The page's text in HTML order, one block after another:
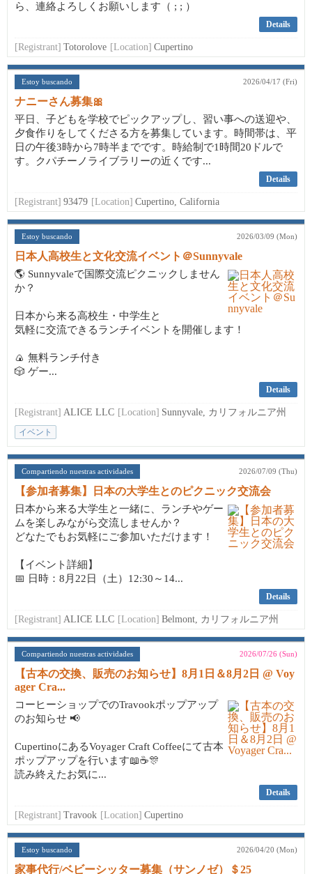
ら、連絡よろしくお願いします（ ; ; ）
Details
[Registrant] Totorolove [Location] Cupertino
Estoy buscando 2026/04/17 (Fri)
ナニーさん募集🎀
平日、子どもを学校でピックアップし、習い事への送迎や、
夕食作りをしてくださる方を募集しています。時間帯は、平
日の午後3時から7時半までです。時給制で1時間20ドルで
す。クパチーノライブラリーの近くです...
Details
[Registrant] 93479 [Location] Cupertino, California
Estoy buscando 2026/03/09 (Mon)
日本人高校生と文化交流イベント＠Sunnyvale
🌎 Sunnyvaleで国際交流ピクニックしません
か？
日本から来る高校生・中学生と
気軽に交流できるランチイベントを開催します！
🍙 無料ランチ付き
🎲 ゲー...
Details
[Registrant] ALICE LLC [Location] Sunnyvale, カリフォルニア州
イベント
Compartiendo nuestras actividades 2026/07/09 (Thu)
【参加者募集】日本の大学生とのピクニック交流会
日本から来る大学生と一緒に、ランチやゲー
ムを楽しみながら交流しませんか？
どなたでもお気軽にご参加いただけます！
【イベント詳細】
📅 日時：8月22日（土）12:30～14...
Details
[Registrant] ALICE LLC [Location] Belmont, カリフォルニア州
Compartiendo nuestras actividades 2026/07/26 (Sun)
【古本の交換、販売のお知らせ】8月1日＆8月2日 @ Voy
ager Cra...
コーヒーショップでのTravookポップアップ
のお知らせ 📢
CupertinoにあるVoyager Craft Coffeeにて古本
ポップアップを行います📖☕🎊
読み終えたお気に...
Details
[Registrant] Travook [Location] Cupertino
Estoy buscando 2026/04/20 (Mon)
家事代行/ベビーシッター募集（サンノゼ）＄25